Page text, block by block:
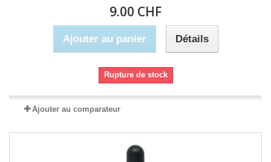
9.00 CHF
Ajouter au panier Détails
Rupture de stock
Ajouter au comparateur